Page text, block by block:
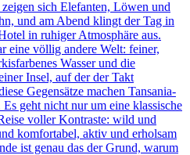
sich Elefanten, Löwen und
und am Abend klingt der Tag in
in ruhiger Atmosphäre aus.
eine völlig andere Welt: feiner,
Wasser und die
Insel, auf der der Takt
Gegensätze machen Tansania-
geht nicht nur um eine klassische
voller Kontraste: wild und
komfortabel, aktiv und erholsam
ist genau das der Grund, warum